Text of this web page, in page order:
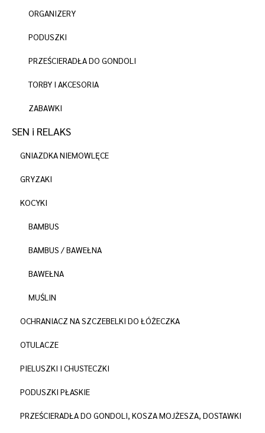
ORGANIZERY
PODUSZKI
PRZEŚCIERADŁA DO GONDOLI
TORBY I AKCESORIA
ZABAWKI
SEN i RELAKS
GNIAZDKA NIEMOWLĘCE
GRYZAKI
KOCYKI
BAMBUS
BAMBUS / BAWEŁNA
BAWEŁNA
MUŚLIN
OCHRANIACZ NA SZCZEBELKI DO ŁÓŻECZKA
OTULACZE
PIELUSZKI I CHUSTECZKI
PODUSZKI PŁASKIE
PRZEŚCIERADŁA DO GONDOLI, KOSZA MOJŻESZA, DOSTAWKI